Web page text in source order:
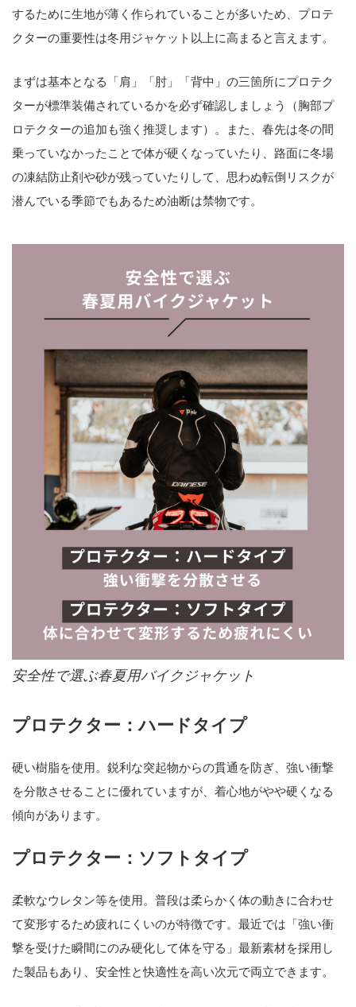
するために生地が薄く作られていることが多いため、プロテ
クターの重要性は冬用ジャケット以上に高まると言えます。
まずは基本となる「肩」「肘」「背中」の三箇所にプロテク
ターが標準装備されているかを必ず確認しましょう（胸部プ
ロテクターの追加も強く推奨します）。また、春先は冬の間
乗っていなかったことで体が硬くなっていたり、路面に冬場
の凍結防止剤や砂が残っていたりして、思わぬ転倒リスクが
潜んでいる季節でもあるため油断は禁物です。
安全性で選ぶ春夏用バイクジャケット
プロテクター：ハードタイプ
硬い樹脂を使用。鋭利な突起物からの貫通を防ぎ、強い衝撃
を分散させることに優れていますが、着心地がやや硬くなる
傾向があります。
プロテクター：ソフトタイプ
柔軟なウレタン等を使用。普段は柔らかく体の動きに合わせ
て変形するため疲れにくいのが特徴です。最近では「強い衝
撃を受けた瞬間にのみ硬化して体を守る」最新素材を採用し
た製品もあり、安全性と快適性を高い次元で両立できます。